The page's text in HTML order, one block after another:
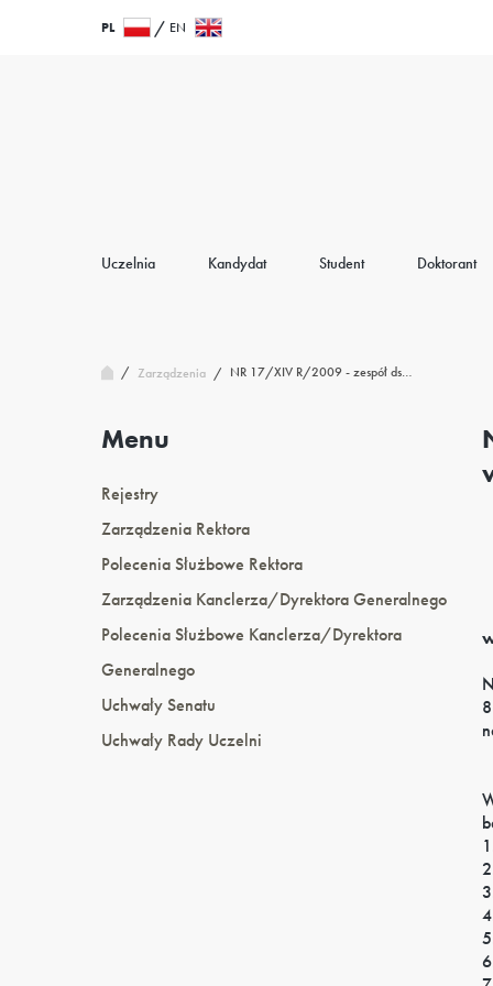
PL EN
Uczelnia Kandydat Student Doktorant
/ Zarządzenia / NR 17/XIV R/2009 - zespół ds…
Menu
Rejestry
Zarządzenia Rektora
Polecenia Służbowe Rektora
Zarządzenia Kanclerza/Dyrektora Generalnego
Polecenia Służbowe Kanclerza/Dyrektora
Generalnego
Uchwały Senatu
Uchwały Rady Uczelni